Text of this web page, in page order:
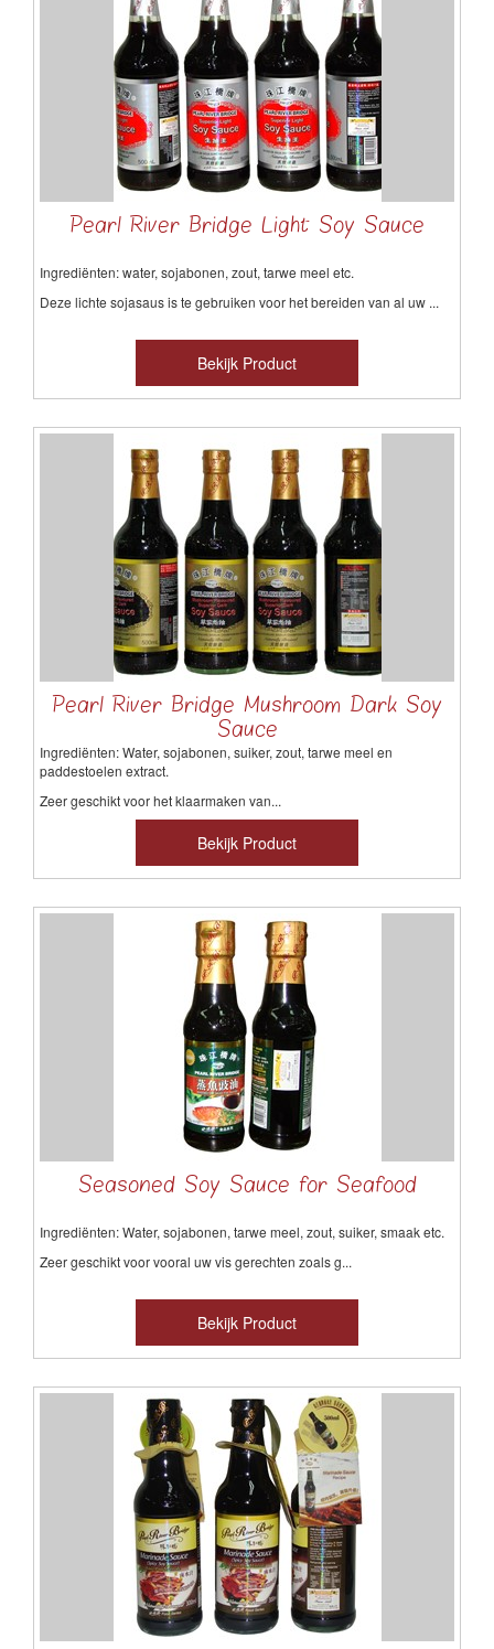
Pearl River Bridge Light Soy Sauce
Ingrediënten: water, sojabonen, zout, tarwe meel etc.
Deze lichte sojasaus is te gebruiken voor het bereiden van al uw ...
Bekijk Product
Pearl River Bridge Mushroom Dark Soy
Sauce
Ingrediënten: Water, sojabonen, suiker, zout, tarwe meel en
paddestoelen extract.
Zeer geschikt voor het klaarmaken van...
Bekijk Product
Seasoned Soy Sauce for Seafood
Ingrediënten: Water, sojabonen, tarwe meel, zout, suiker, smaak etc.
Zeer geschikt voor vooral uw vis gerechten zoals g...
Bekijk Product